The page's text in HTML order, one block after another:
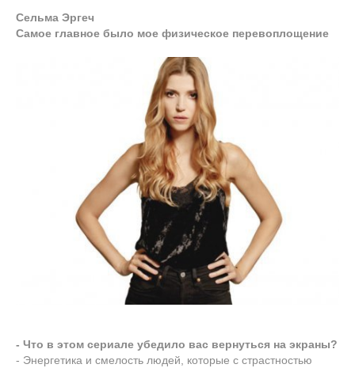
Сельма Эргеч
Самое главное было мое физическое перевоплощение
- Что в этом сериале убедило вас вернуться на экраны?
- Энергетика и смелость людей, которые с страстностью